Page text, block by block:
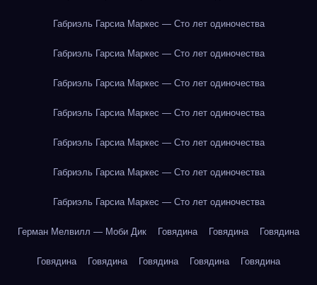
Габриэль Гарсиа Маркес — Сто лет одиночества
Габриэль Гарсиа Маркес — Сто лет одиночества
Габриэль Гарсиа Маркес — Сто лет одиночества
Габриэль Гарсиа Маркес — Сто лет одиночества
Габриэль Гарсиа Маркес — Сто лет одиночества
Габриэль Гарсиа Маркес — Сто лет одиночества
Габриэль Гарсиа Маркес — Сто лет одиночества
Герман Мелвилл — Моби Дик Говядина Говядина Говядина
Говядина Говядина Говядина Говядина Говядина